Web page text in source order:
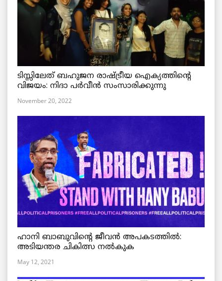
ടിസ്സിലേത് ബഹുജന രാഷ്ട്രീയ ഐക്യത്തിന്റെ
വിജയം: നിദാ പർവീൻ സംസാരിക്കുന്നു
November 20, 2022
ഹാനി ബാബുവിന്റെ ജീവൻ അപകടത്തിൽ:
അടിയന്തര ചികിത്സ നൽകുക
May 12, 2021